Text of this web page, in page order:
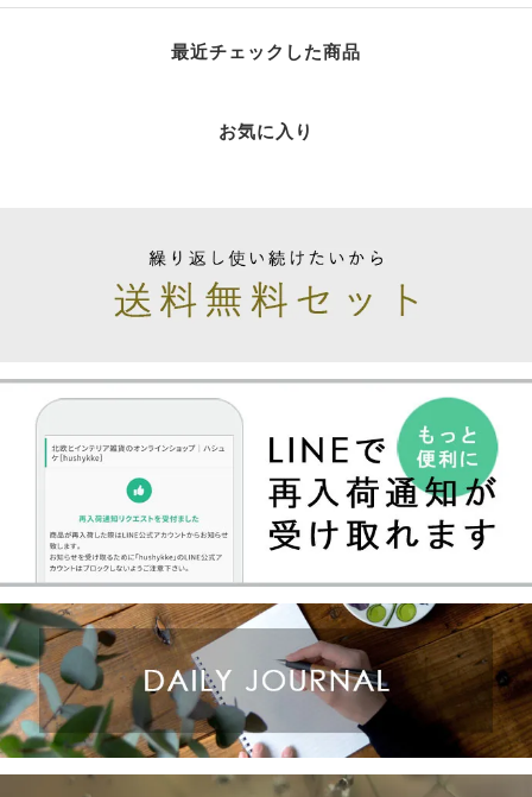
最近チェックした商品
お気に入り